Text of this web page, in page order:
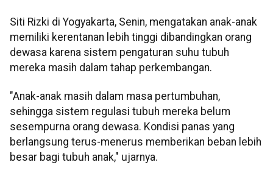
Siti Rizki di Yogyakarta, Senin, mengatakan anak-anak
memiliki kerentanan lebih tinggi dibandingkan orang
dewasa karena sistem pengaturan suhu tubuh
mereka masih dalam tahap perkembangan.
"Anak-anak masih dalam masa pertumbuhan,
sehingga sistem regulasi tubuh mereka belum
sesempurna orang dewasa. Kondisi panas yang
berlangsung terus-menerus memberikan beban lebih
besar bagi tubuh anak," ujarnya.